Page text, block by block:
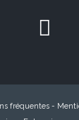
fréquentes -